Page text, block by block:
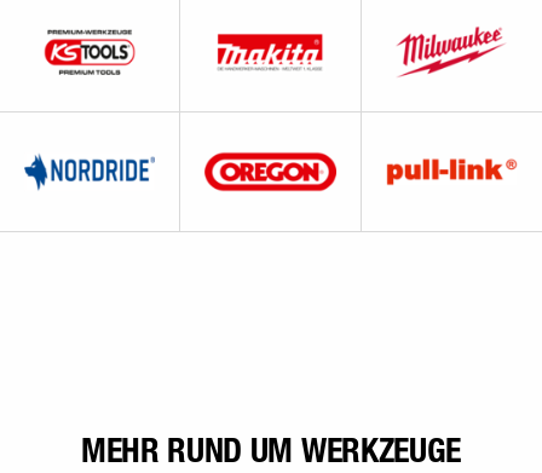
MEHR RUND UM WERKZEUGE